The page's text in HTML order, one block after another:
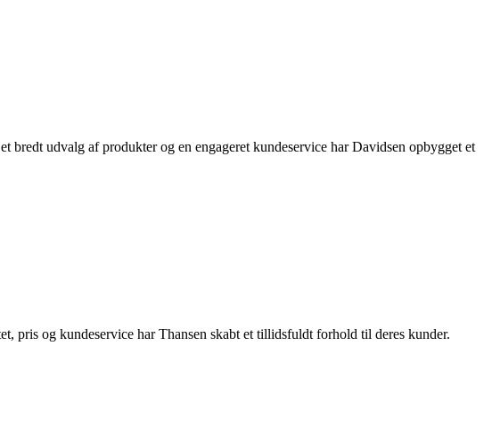
udvalg af produkter og en engageret kundeservice har Davidsen opbygget et
pris og kundeservice har Thansen skabt et tillidsfuldt forhold til deres kunder.